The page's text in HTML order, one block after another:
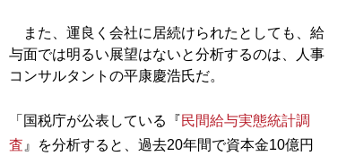
また、運良く会社に居続けられたとしても、給
与面では明るい展望はないと分析するのは、人事
コンサルタントの平康慶浩氏だ。
「国税庁が公表している『民間給与実態統計調
査』を分析すると、過去20年間で資本金10億円